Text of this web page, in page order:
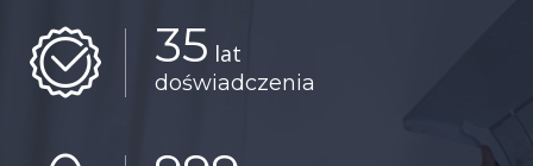
35 lat
doświadczenia